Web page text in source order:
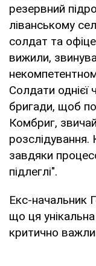
резервний
ліванському
солдат та
вижили,
Солдати
бригади, щоб
Комбриг,
розслідування.
завдяки
підлеглі".
Екс-начальник
що ця унікальна
критично